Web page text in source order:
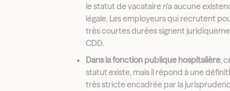
le statut de vacataire n'a aucune
légale. Les employeurs qui recrutent
très courtes durées signent
CDD.
Dans la fonction publique hospitalière,
statut existe, mais il répond à une
très stricte encadrée par la